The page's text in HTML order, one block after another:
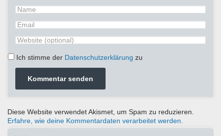
Ich stimme der Datenschutzerklärung zu
Diese Website verwendet Akismet, um Spam zu reduzieren.
Erfahre, wie deine Kommentardaten verarbeitet werden.